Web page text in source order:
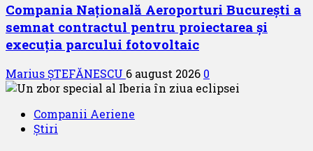
Compania Națională Aeroporturi București a
semnat contractul pentru proiectarea și
execuția parcului fotovoltaic
Marius ȘTEFĂNESCU 6 august 2026 0
Companii Aeriene
Știri